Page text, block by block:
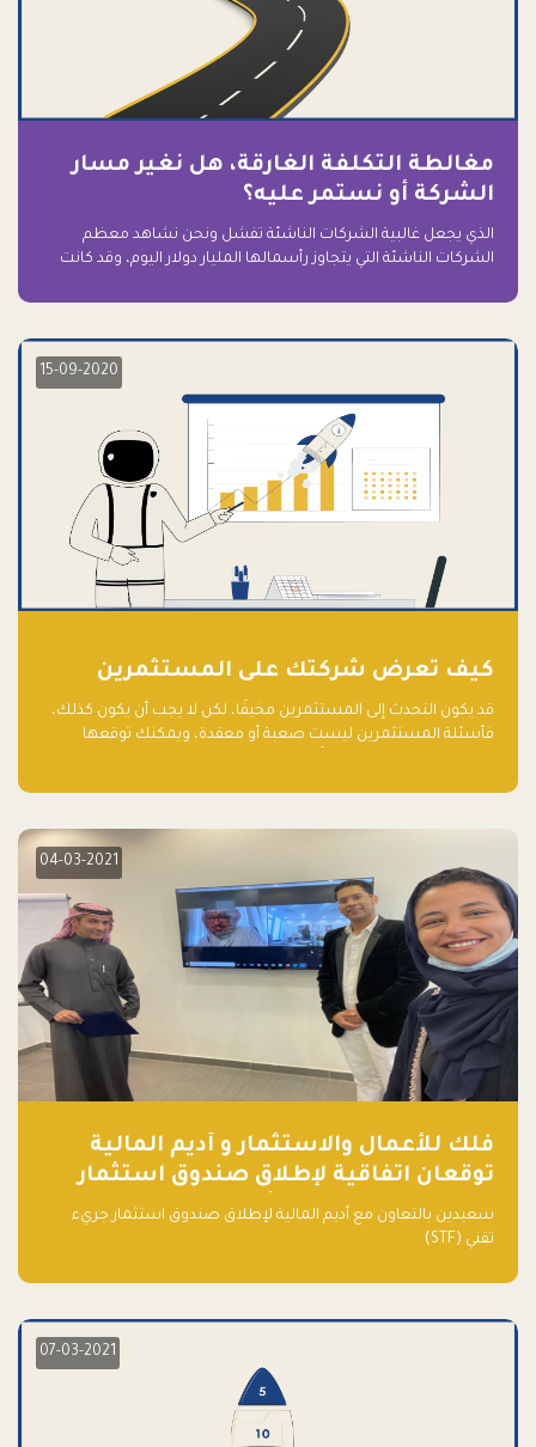
مغالطة التكلفة الغارقة، هل نغير مسار
الشركة أو نستمر عليه؟
الذي يجعل غالبية الشركات الناشئة تفشل ونحن نشاهد معظم
الشركات الناشئة التي يتجاوز رأسمالها المليار دولار اليوم، وقد كانت
15-09-2020
كيف تعرض شركتك على المستثمرين
قد يكون التحدث إلى المستثمرين مخيفًا، لكن لا يجب أن يكون كذلك،
فأسئلة المستثمرين ليست صعبة أو معقدة، ويمكنك توقعها
04-03-2021
فلك للأعمال والاستثمار و أديم المالية
توقعان اتفاقية لإطلاق صندوق استثمار
جريء تقني (STF) - مشغل من قبل فـلك
سعيدين بالتعاون مع أديم المالية لإطلاق صندوق استثمار جريء
تقني (STF)
07-03-2021